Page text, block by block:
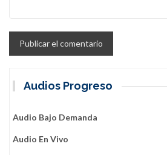
Audios Progreso
Audio Bajo Demanda
Audio En Vivo